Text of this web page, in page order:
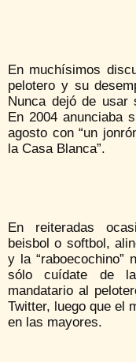
En muchísimos
pelotero y su
Nunca dejó de usar
En 2004 anunciaba
agosto con “un
la Casa Blanca”.
En reiteradas
beisbol o softbol,
y la “raboecochino”
sólo cuídate de la
mandatario al
Twitter, luego que el
en las mayores.